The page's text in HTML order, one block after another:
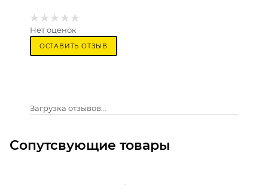
Нет оценок
ОСТАВИТЬ ОТЗЫВ
Загрузка отзывов...
Сопутсвующие товары